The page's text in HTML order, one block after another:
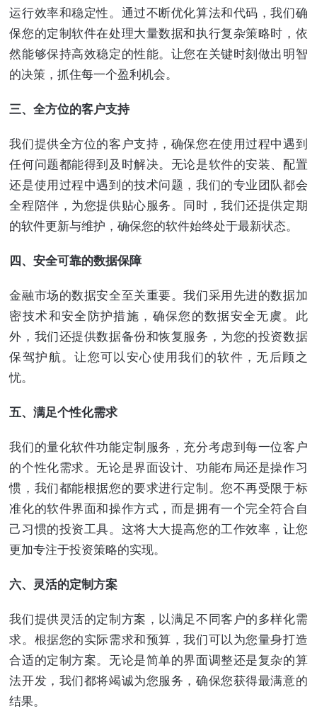
运行效率和稳定性。通过不断优化算法和代码，我们确
保您的定制软件在处理大量数据和执行复杂策略时，依
然能够保持高效稳定的性能。让您在关键时刻做出明智
的决策，抓住每一个盈利机会。
三、全方位的客户支持
我们提供全方位的客户支持，确保您在使用过程中遇到
任何问题都能得到及时解决。无论是软件的安装、配置
还是使用过程中遇到的技术问题，我们的专业团队都会
全程陪伴，为您提供贴心服务。同时，我们还提供定期
的软件更新与维护，确保您的软件始终处于最新状态。
四、安全可靠的数据保障
金融市场的数据安全至关重要。我们采用先进的数据加
密技术和安全防护措施，确保您的数据安全无虞。此
外，我们还提供数据备份和恢复服务，为您的投资数据
保驾护航。让您可以安心使用我们的软件，无后顾之
忧。
五、满足个性化需求
我们的量化软件功能定制服务，充分考虑到每一位客户
的个性化需求。无论是界面设计、功能布局还是操作习
惯，我们都能根据您的要求进行定制。您不再受限于标
准化的软件界面和操作方式，而是拥有一个完全符合自
己习惯的投资工具。这将大大提高您的工作效率，让您
更加专注于投资策略的实现。
六、灵活的定制方案
我们提供灵活的定制方案，以满足不同客户的多样化需
求。根据您的实际需求和预算，我们可以为您量身打造
合适的定制方案。无论是简单的界面调整还是复杂的算
法开发，我们都将竭诚为您服务，确保您获得最满意的
结果。